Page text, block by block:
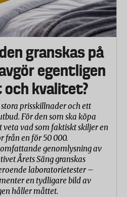
granskas på
egentligen
kvalitet?
prisskillnader och ett
För den som ska köpa
veta vad som faktiskt skiljer en
från en för 50 000.
genomlysning av
Årets Säng granskas
laboratorietester –
en tydligare bild av
håller måttet.